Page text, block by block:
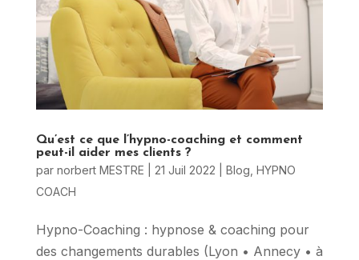
Qu’est ce que l’hypno-coaching et comment
peut-il aider mes clients ?
par norbert MESTRE 21 Juil 2022 Blog HYPNO
COACH
Hypno-Coaching : hypnose & coaching pour
des changements durables (Lyon • Annecy • à